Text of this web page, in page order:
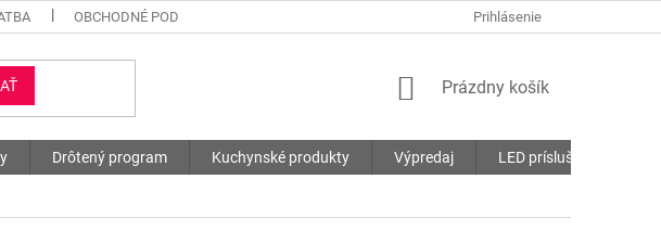
OBCHODNÉ PODMIENKY SÚBORY COOKIES
Prihlásenie
NÁKUPNÝ
Prázdny košík
Drôtený program Kuchynské produkty Výpredaj LED príslušenstvo